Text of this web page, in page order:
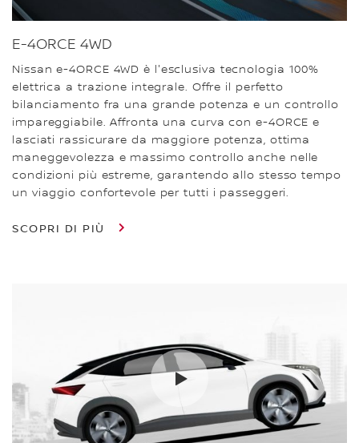
E-4ORCE 4WD
Nissan e-4ORCE 4WD è l'esclusiva tecnologia 100%
elettrica a trazione integrale. Offre il perfetto
bilanciamento fra una grande potenza e un controllo
impareggiabile. Affronta una curva con e-4ORCE e
lasciati rassicurare da maggiore potenza, ottima
maneggevolezza e massimo controllo anche nelle
condizioni più estreme, garantendo allo stesso tempo
un viaggio confortevole per tutti i passeggeri.
SCOPRI DI PIÙ